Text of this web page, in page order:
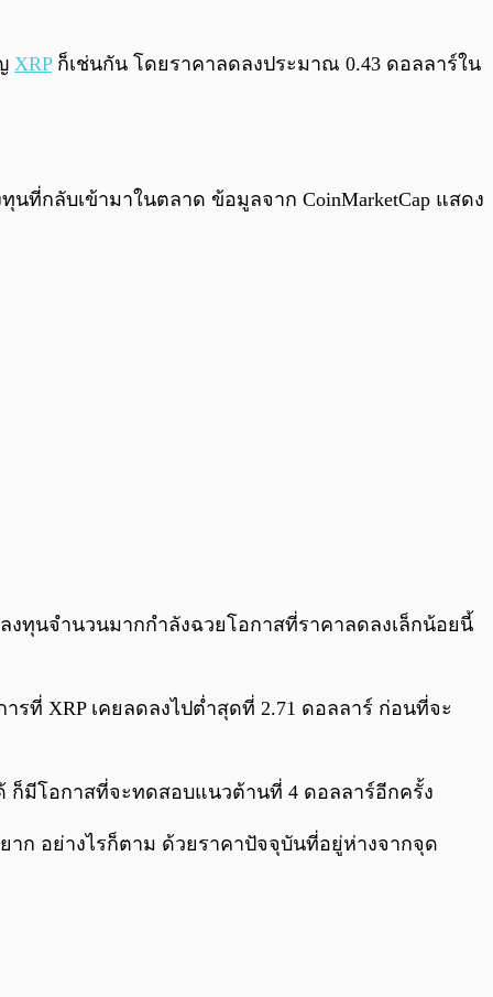
0:00 /
XRPก็เช่นกัน โดยราคาลดลงประมาณ 0.43 ดอลลาร์ใน
ที่กลับเข้ามาในตลาด ข้อมูลจาก CoinMarketCap แสดง
ทุนจำนวนมากกำลังฉวยโอกาสที่ราคาลดลงเล็กน้อยนี้
รที่ XRP เคยลดลงไปต่ำสุดที่ 2.71 ดอลลาร์ ก่อนที่จะ
ก็มีโอกาสที่จะทดสอบแนวต้านที่ 4 ดอลลาร์อีกครั้ง
าก อย่างไรก็ตาม ด้วยราคาปัจจุบันที่อยู่ห่างจากจุด